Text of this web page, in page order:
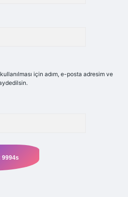
için adım, e-posta adresim ve